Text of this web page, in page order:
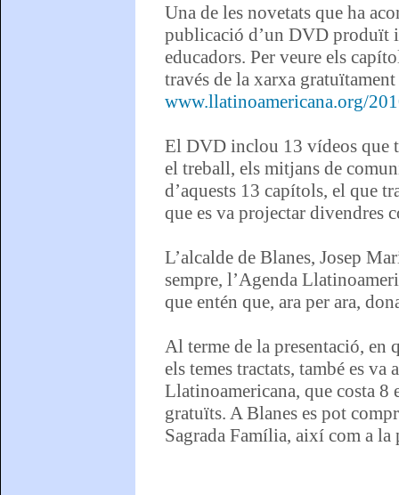
Una de les novetats que ha
publicació d’un DVD produït i
educadors. Per veure els
través de la xarxa
www.llatinoamericana.org/
El DVD inclou 13 vídeos que
el treball, els mitjans de
d’aquests 13 capítols, el que
que es va projectar divendres
L’alcalde de Blanes, Josep
sempre, l’Agenda
que entén que, ara per ara,
Al terme de la presentació, en
els temes tractats, també es
Llatinoamericana, que costa 8
gratuïts. A Blanes es pot
Sagrada Família, així com a